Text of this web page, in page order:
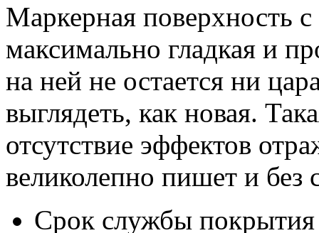
Маркерная поверхность
максимально гладкая и
на ней не остается ни
выглядеть, как новая.
отсутствие эффектов
великолепно пишет и без
Срок службы покрытия